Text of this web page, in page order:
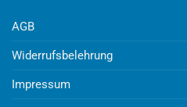
AGB
Widerrufsbelehrung
Impressum